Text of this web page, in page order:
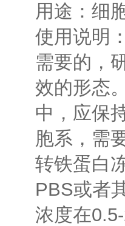
用途：细
使用说明
需要的，
效的形态
中，应保
胞系，需
转铁蛋白
PBS或者
浓度在